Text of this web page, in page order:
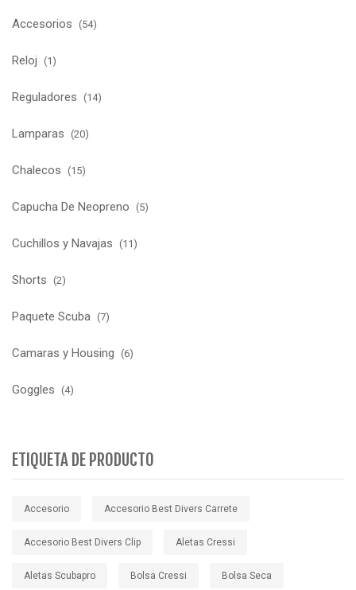
Accesorios (54)
Reloj (1)
Reguladores (14)
Lamparas (20)
Chalecos (15)
Capucha De Neopreno (5)
Cuchillos y Navajas (11)
Shorts (2)
Paquete Scuba (7)
Camaras y Housing (6)
Goggles (4)
ETIQUETA DE PRODUCTO
Accesorio Accesorio Best Divers Carrete
Accesorio Best Divers Clip Aletas Cressi
Aletas Scubapro Bolsa Cressi Bolsa Seca